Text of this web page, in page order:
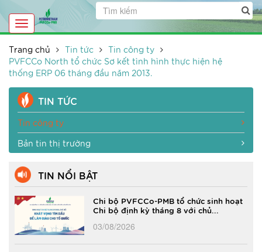
Toggle
navigation
Trang chủ
Tin tức
Tin công ty
PVFCCo North tổ chức Sơ kết tình hình thực hiện hệ
thống ERP 06 tháng đầu năm 2013.
TIN TỨC
Tin công ty
Bản tin thị trường
TIN NỔI BẬT
Chi bộ PVFCCo-PMB tổ chức sinh hoạt
Chi bộ định kỳ tháng 8 với chủ...
03/08/2026